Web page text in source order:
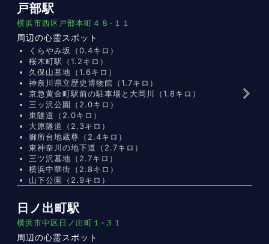
戸部駅
横浜市西区戸部本町４８-１１
周辺の心霊スポット
くらやみ坂（0.4キロ）
桜木町駅（1.2キロ）
久保山墓地（1.6キロ）
神奈川県立歴史博物館（1.7キロ）
京急黄金町駅前の駐車場と大岡川（1.8キロ）
三ッ沢公園（2.0キロ）
東隧道（2.0キロ）
大原隧道（2.3キロ）
御所台地蔵尊（2.4キロ）
東神奈川の地下道（2.7キロ）
三ツ沢墓地（2.7キロ）
横浜中華街（2.8キロ）
山下公園（2.9キロ）
日ノ出町駅
横浜市中区日ノ出町１-３１
周辺の心霊スポット